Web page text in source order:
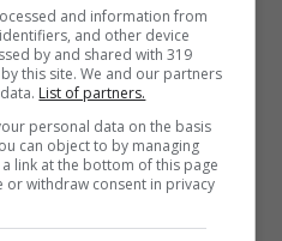
Noi abbiamo
che si gioca fuori
portare a casa i
facile. È l’ultima
ci ha chiesto di
di mantenere sempre
and information from
and other device
by and shared with 319
this site. We and our partners
List of partners.
personal data on the basis
can object to by managing
link at the bottom of this page
or withdraw consent in privacy